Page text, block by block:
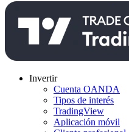
Invertir
Cuenta OANDA
Tipos de interés
TradingView
Aplicación móvil